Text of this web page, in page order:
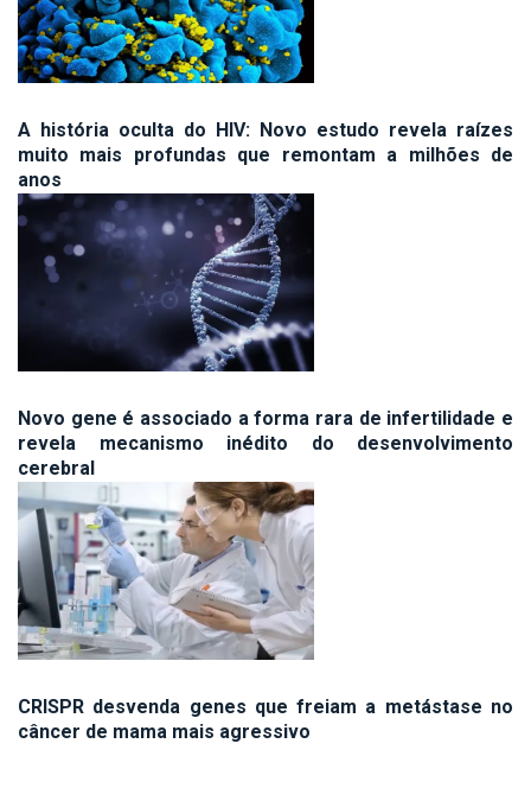
A história oculta do HIV: Novo estudo revela raízes
muito mais profundas que remontam a milhões de
anos
Novo gene é associado a forma rara de infertilidade e
revela mecanismo inédito do desenvolvimento
cerebral
CRISPR desvenda genes que freiam a metástase no
câncer de mama mais agressivo